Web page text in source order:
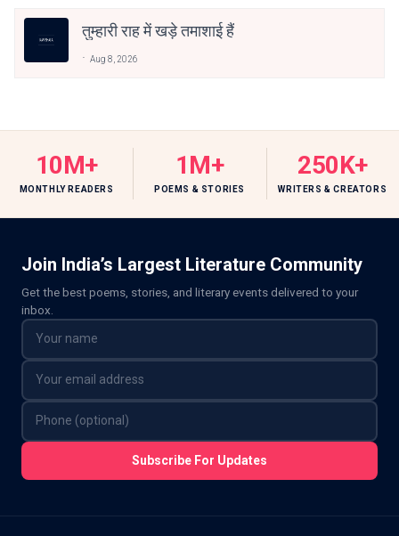
तुम्हारी राह में खड़े तमाशाई हैं
Aug 8, 2026
10M+
MONTHLY READERS
1M+
POEMS & STORIES
250K+
WRITERS & CREATORS
Join India’s Largest Literature Community
Get the best poems, stories, and literary events delivered to your
inbox.
Subscribe For Updates